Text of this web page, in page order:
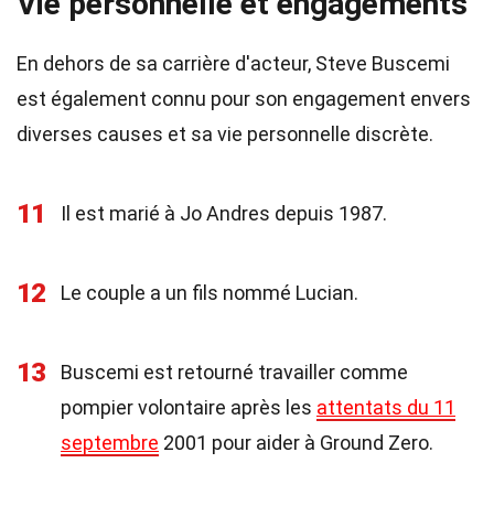
En dehors de sa carrière d'acteur, Steve Buscemi
est également connu pour son engagement envers
diverses causes et sa vie personnelle discrète.
11 Il est marié à Jo Andres depuis 1987.
12 Le couple a un fils nommé Lucian.
13
Buscemi est retourné travailler comme
pompier volontaire après les attentats du 11
septembre 2001 pour aider à Ground Zero.